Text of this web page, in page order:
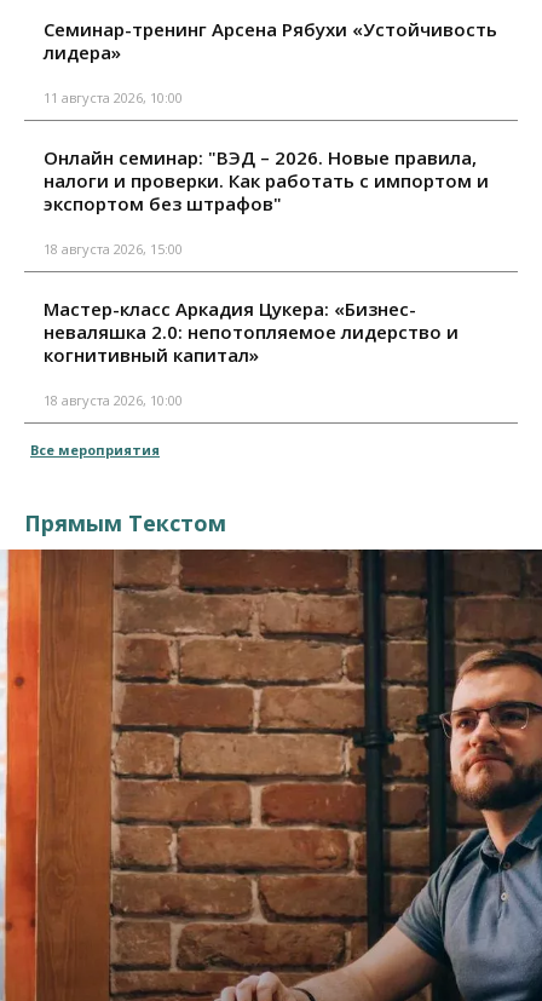
Семинар-тренинг Арсена Рябухи «Устойчивость
лидера»
11 августа 2026, 10:00
Онлайн семинар: "ВЭД – 2026. Новые правила,
налоги и проверки. Как работать с импортом и
экспортом без штрафов"
18 августа 2026, 15:00
Мастер-класс Аркадия Цукера: «Бизнес-
неваляшка 2.0: непотопляемое лидерство и
когнитивный капитал»
18 августа 2026, 10:00
Все мероприятия
Прямым Текстом